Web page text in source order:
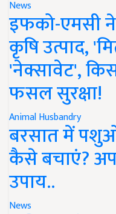
News
इफको-एमसी
कृषि उत्पाद,
'नेक्सावेट',
फसल सुरक्षा!
Animal Husbandry
बरसात में पशुओं
कैसे बचाएं?
उपाय..
News